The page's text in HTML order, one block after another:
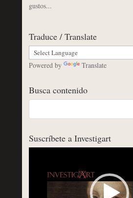
gustos...
Traduce / Translate
Powered by Translate
Busca contenido
Suscríbete a Investigart